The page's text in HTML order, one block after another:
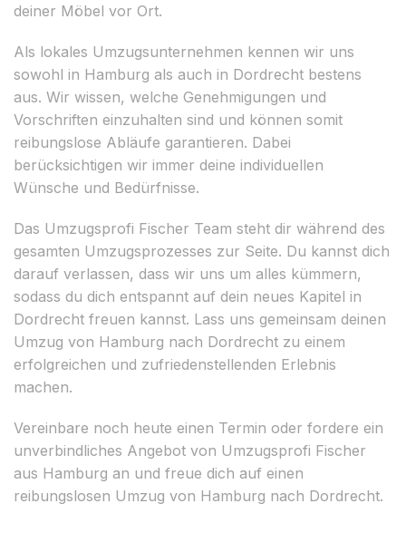
deiner Möbel vor Ort.
Als lokales Umzugsunternehmen kennen wir uns
sowohl in Hamburg als auch in Dordrecht bestens
aus. Wir wissen, welche Genehmigungen und
Vorschriften einzuhalten sind und können somit
reibungslose Abläufe garantieren. Dabei
berücksichtigen wir immer deine individuellen
Wünsche und Bedürfnisse.
Das Umzugsprofi Fischer Team steht dir während des
gesamten Umzugsprozesses zur Seite. Du kannst dich
darauf verlassen, dass wir uns um alles kümmern,
sodass du dich entspannt auf dein neues Kapitel in
Dordrecht freuen kannst. Lass uns gemeinsam deinen
Umzug von Hamburg nach Dordrecht zu einem
erfolgreichen und zufriedenstellenden Erlebnis
machen.
Vereinbare noch heute einen Termin oder fordere ein
unverbindliches Angebot von Umzugsprofi Fischer
aus Hamburg an und freue dich auf einen
reibungslosen Umzug von Hamburg nach Dordrecht.